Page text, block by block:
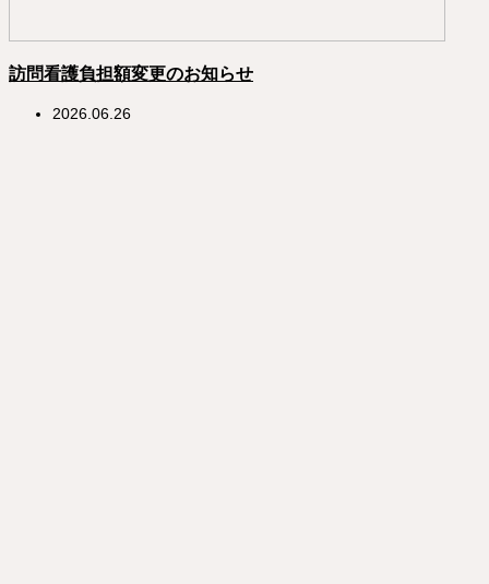
訪問看護負担額変更のお知らせ
2026.06.26